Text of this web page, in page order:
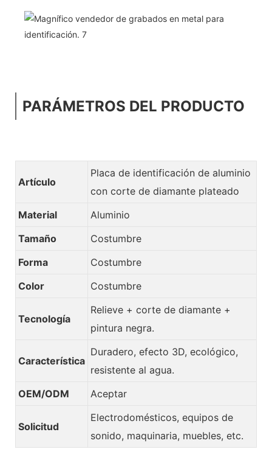
PARÁMETROS DEL PRODUCTO
Artículo
Placa de identificación de aluminio
con corte de diamante plateado
Material
Aluminio
Tamaño
Costumbre
Forma
Costumbre
Color
Costumbre
Tecnología
Relieve + corte de diamante +
pintura negra.
Característica
Duradero, efecto 3D, ecológico,
resistente al agua.
OEM/ODM
Aceptar
Solicitud
Electrodomésticos, equipos de
sonido, maquinaria, muebles, etc.